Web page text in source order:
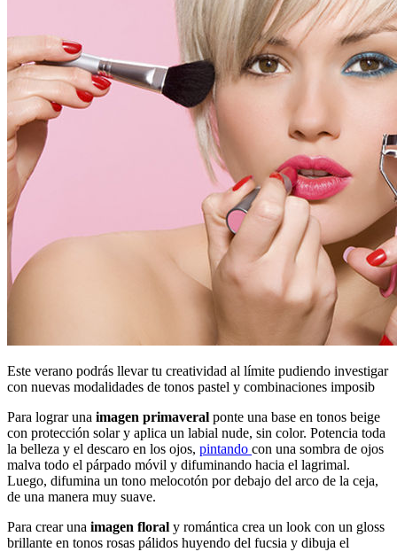
Este verano podrás llevar tu creatividad al límite pudiendo investigar
con nuevas modalidades de tonos pastel y combinaciones imposib
Para lograr una imagen primaveral ponte una base en tonos beige
con protección solar y aplica un labial nude, sin color. Potencia toda
la belleza y el descaro en los ojos, pintando con una sombra de ojos
malva todo el párpado móvil y difuminando hacia el lagrimal.
Luego, difumina un tono melocotón por debajo del arco de la ceja,
de una manera muy suave.
Para crear una imagen floral y romántica crea un look con un gloss
brillante en tonos rosas pálidos huyendo del fucsia y dibuja el